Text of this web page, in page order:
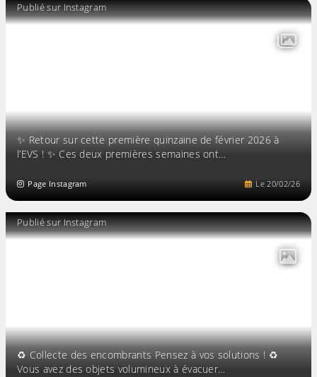
Publié sur Instagram
✨ Retour sur cette première quinzaine de février 2026 à
l’EVS ! ✨ Ces deux premières semaines ont…
Le20/02/26
Page Instagram
Publié sur Instagram
♻️ Collecte des encombrants Pensez à vos solutions ! ♻️
Vous avez des objets volumineux à évacuer…